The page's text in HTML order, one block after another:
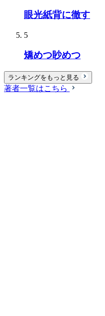
眼光紙背に徹す
5
矯めつ眇めつ
ランキングをもっと見る
著者一覧はこちら